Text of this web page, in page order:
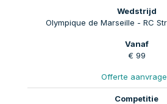
Olympique de Marseille - RC
€ 99
Offerte